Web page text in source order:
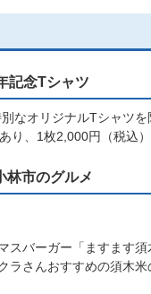
記念Tシャツ
なオリジナルTシャツを
り、1枚2,000円（税込）
林市のグルメ
スバーガー「ますます須
ラさんおすすめの須木